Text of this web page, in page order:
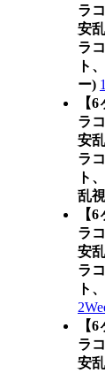
ラ
安
ラ
ト
ー)
【
ラ
安
ラ
ト
乱
【
ラ
安
ラ
ト
【
ラ
安